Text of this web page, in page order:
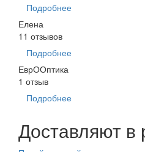
Подробнее
Елена
11 отзывов
Подробнее
ЕврООптика
1 отзыв
Подробнее
Доставляют в